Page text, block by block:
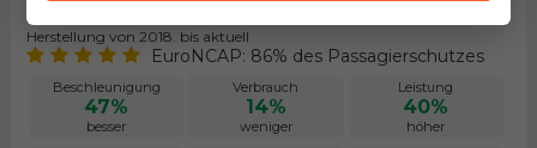
Honda HR-V 1.5 VTEC Turbo
Herstellung von 2018. bis aktuell
EuroNCAP: 86% des Passagierschutzes
Beschleunigung
47%
besser
Verbrauch
14%
weniger
Leistung
40%
höher